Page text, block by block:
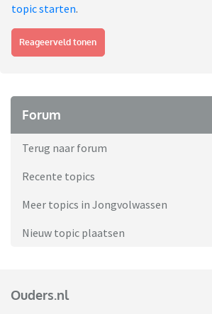
topic starten.
Reageerveld tonen
Forum
Terug naar forum
Recente topics
Meer topics in Jongvolwassen
Nieuw topic plaatsen
Ouders.nl